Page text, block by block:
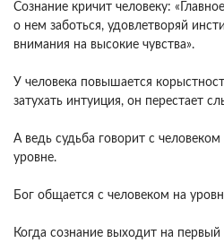
Сознание кричит человеку:
о нем заботься, удовлетворяй
внимания на высокие чувства».
У человека повышается
затухать интуиция, он перестает
А ведь судьба говорит с
уровне.
Бог общается с человеком на
Когда сознание выходит на первый